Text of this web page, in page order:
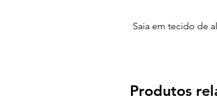
Saia em tecido de
Produtos